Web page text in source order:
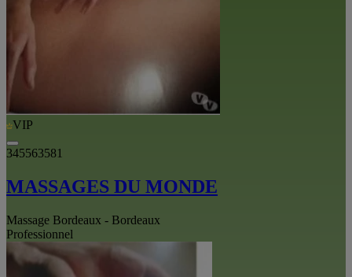
VIP
345563581
MASSAGES DU MONDE
Massage Bordeaux - Bordeaux
Professionnel